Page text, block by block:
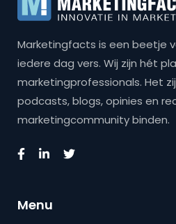
Marketingfacts is een beetje
iedere dag vers. Wij zijn hét
marketingprofessionals. Het
podcasts, blogs, opinies en
marketingcommunity binden.
Menu